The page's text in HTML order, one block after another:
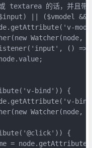
textarea 的话，并且带
|| ($vmodel &&
Watcher(node,
() =>
bind')) {
Watcher(node,
{
=